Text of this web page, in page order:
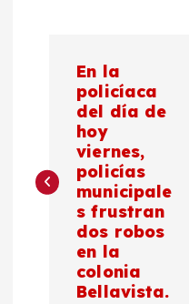
e
En la
policíaca
del día de
hoy
viernes,
policías
municipale
s frustran
dos robos
en la
colonia
Bellavista.